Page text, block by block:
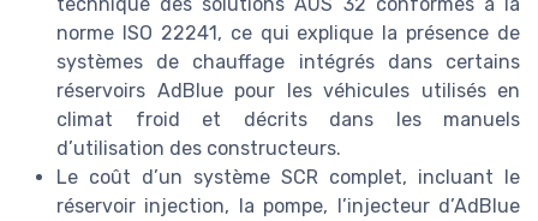
norme ISO 22241, ce qui explique la présence de
systèmes de chauffage intégrés dans certains
réservoirs AdBlue pour les véhicules utilisés en
climat froid et décrits dans les manuels
d’utilisation des constructeurs.
Le coût d’un système SCR complet, incluant le
réservoir injection, la pompe, l’injecteur d’AdBlue